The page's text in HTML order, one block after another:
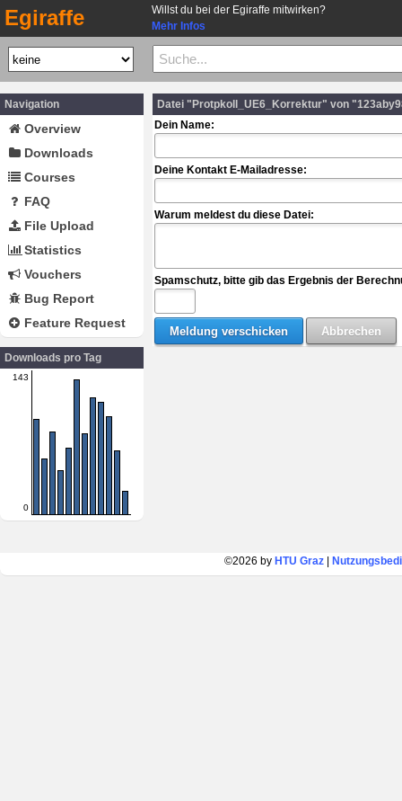
Egiraffe
Willst du bei der Egiraffe mitwirken?
Mehr Infos
Navigation
Overview
Downloads
Courses
FAQ
File Upload
Statistics
Vouchers
Bug Report
Feature Request
Downloads pro Tag
143
0
Datei "Protpkoll_UE6_Korrektur" von
Dein Name:
Deine Kontakt E-Mailadresse:
Warum meldest du diese Datei:
Spamschutz, bitte gib das Ergebnis der
©2026 by HTU Graz|